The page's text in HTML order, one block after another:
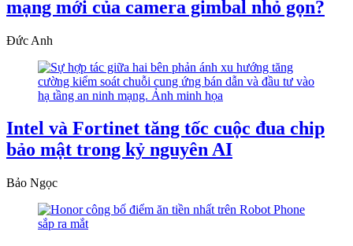
mạng mới của camera gimbal nhỏ gọn?
Đức Anh
Intel và Fortinet tăng tốc cuộc đua chip
bảo mật trong kỷ nguyên AI
Bảo Ngọc